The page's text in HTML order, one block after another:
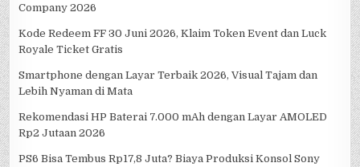
Company 2026
Kode Redeem FF 30 Juni 2026, Klaim Token Event dan Luck
Royale Ticket Gratis
Smartphone dengan Layar Terbaik 2026, Visual Tajam dan
Lebih Nyaman di Mata
Rekomendasi HP Baterai 7.000 mAh dengan Layar AMOLED
Rp2 Jutaan 2026
PS6 Bisa Tembus Rp17,8 Juta? Biaya Produksi Konsol Sony